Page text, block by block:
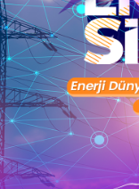
Toptalent Marka ve İnsan
Olarak 11 / 11 / 2024 - 10
Kurumu tarafından
göstermektedir.Toptalent İş
ücret
Türkiye İş Kurumu İstanbul